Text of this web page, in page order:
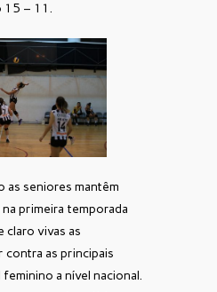
15 – 11.
as seniores mantêm
primeira temporada
claro vivas as
contra as principais
a nível nacional.